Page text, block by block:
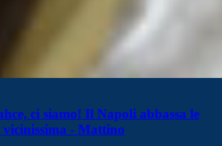
ci siamo! Il Napoli abbassa le
vicinissima - Mattino